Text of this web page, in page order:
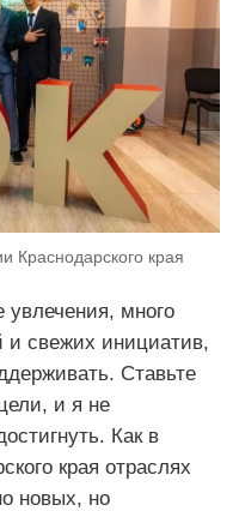
Краснодарского края
увлечения, много
и свежих инициатив,
Ставьте
и я не
Как в
края отраслях
новых, но